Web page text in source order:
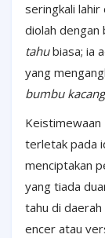
seringkali
diolah dengan
tahubiasa; ia
yang
bumbu
Keistimewaan
terletak pada
menciptakan
yang tiada
tahu di
encer atau